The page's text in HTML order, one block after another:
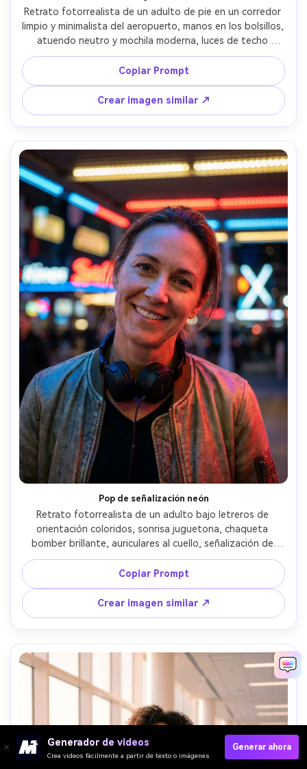
Retrato fotorrealista de un adulto de pie en un corredor
limpio y minimalista del aeropuerto, manos en los bolsillos,
atuendo neutro y mochila moderna, luces de techo
repetidas que crean profundidad, luz suave y uniforme,
Sony A7R V, 50mm f/1.4, plano vertical de cuerpo
completo, composición simétrica, ambiente moderno y
tranquilo, detalle realista de piel y tela, alta resolución,
enfoque preciso, gradación de contraste sutil --ar 4:5
Copiar Prompt
Crear imagen similar ↗
Pop de señalización neón
Retrato fotorrealista de un adulto bajo letreros de
orientación coloridos, sonrisa juguetona, chaqueta
bomber brillante, auriculares al cuello, señalización de
fondo convertida en formas de neón (sin texto legible),
iluminación mixta con tonos de piel controlados, Fujifilm
GFX50R, 63mm f/2.8, encuadre de medio cuerpo, leve
inclinación, ambiente vibrante y energético, textura real
de piel, alta resolución, foco nítido, saturación de color
intensa --ar 4:5
Copiar Prompt
Crear imagen similar ↗
Generador de videos
Crea videos fácilmente a partir de texto o imágenes
Generar ahora